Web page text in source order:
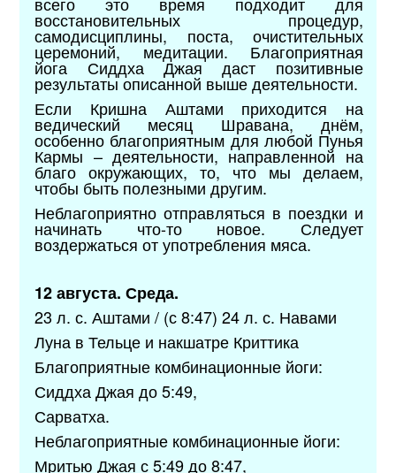
восстановительных процедур,
самодисциплины, поста, очистительных
церемоний, медитации. Благоприятная
йога Сиддха Джая даст позитивные
результаты описанной выше деятельности.
Если Кришна Аштами приходится на
ведический месяц Шравана, днём,
особенно благоприятным для любой Пунья
Кармы – деятельности, направленной на
благо окружающих, то, что мы делаем,
чтобы быть полезными другим.
Неблагоприятно отправляться в поездки и
начинать что-то новое. Следует
воздержаться от употребления мяса.
12 августа. Среда.
23 л. с. Аштами / (с 8:47) 24 л. с. Навами
Луна в Тельце и накшатре Криттика
Благоприятные комбинационные йоги:
Сиддха Джая до 5:49,
Сарватха.
Неблагоприятные комбинационные йоги:
Мритью Джая с 5:49 до 8:47,